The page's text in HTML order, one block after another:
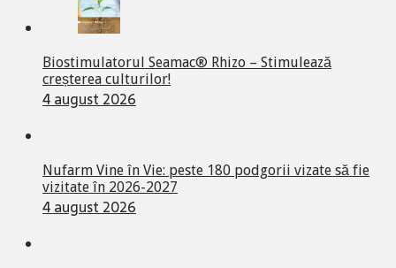
Biostimulatorul Seamac® Rhizo – Stimulează
creșterea culturilor!
4 august 2026
Nufarm Vine în Vie: peste 180 podgorii vizate să fie
vizitate în 2026-2027
4 august 2026